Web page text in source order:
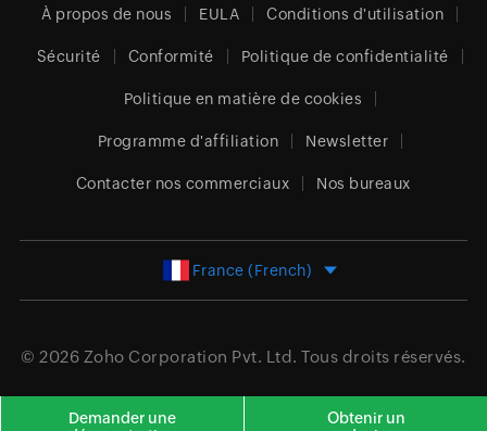
À propos de nous EULA Conditions d'utilisation
Sécurité Conformité Politique de confidentialité
Politique en matière de cookies
Programme d'affiliation Newsletter
Contacter nos commerciaux Nos bureaux
France (French)
© 2026 Zoho Corporation Pvt. Ltd. Tous droits réservés.
Demander une
Obtenir un